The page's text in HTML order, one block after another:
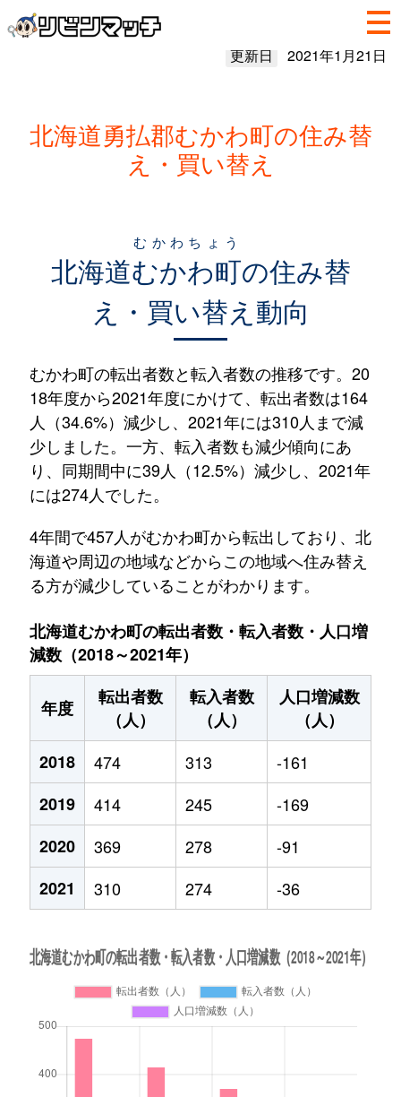
更新日 2021年1月21日
北海道勇払郡むかわ町の住み替
え・買い替え
北海道むかわ町
むかわちょう
の住み替
え・買い替え動向
むかわ町の転出者数と転入者数の推移です。20
18年度から2021年度にかけて、転出者数は164
人（34.6%）減少し、2021年には310人まで減
少しました。一方、転入者数も減少傾向にあ
り、同期間中に39人（12.5%）減少し、2021年
には274人でした。
4年間で457人がむかわ町から転出しており、北
海道や周辺の地域などからこの地域へ住み替え
る方が減少していることがわかります。
北海道むかわ町の転出者数・転入者数・人口増
減数（2018～2021年）
年度
転出者数
（人）
転入者数
（人）
人口増減数
（人）
2018
474 313
-161
2019
414 245
-169
2020
369 278
-91
2021
310 274 -36